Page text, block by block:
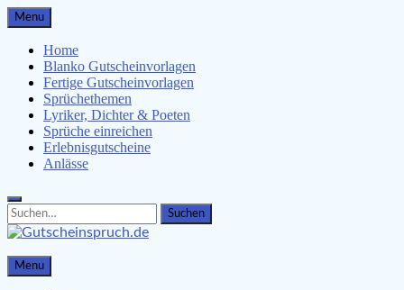
Skip
to
content
Menu
Home
Blanko Gutscheinvorlagen
Fertige Gutscheinvorlagen
Sprüchethemen
Lyriker, Dichter & Poeten
Sprüche einreichen
Erlebnisgutscheine
Anlässe
Search
for:
Search
Gutscheinspruch.de
Gutscheinsprüche & Gutscheinvorlagen finden
Menu